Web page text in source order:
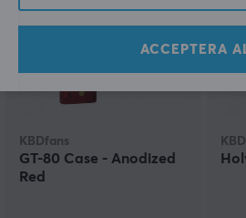
KBDfans
GT-80 Case - Anodized
Red
ACCEPTERA